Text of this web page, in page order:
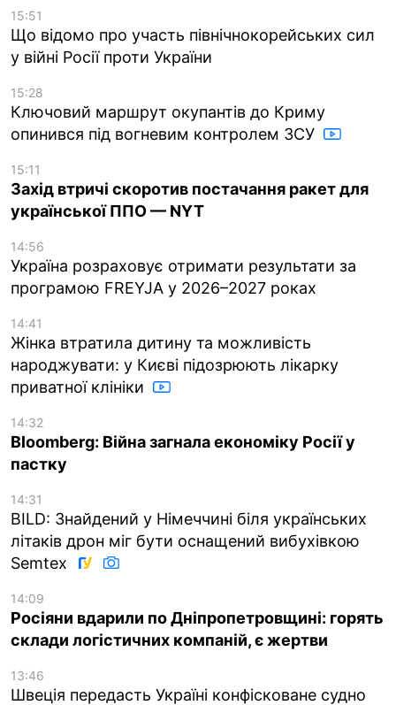
15:51
Що відомо про участь північнокорейських сил
у війні Росії проти України
15:28
Ключовий маршрут окупантів до Криму
опинився під вогневим контролем ЗСУ
15:11
Захід втричі скоротив постачання ракет для
української ППО — NYT
14:56
Україна розраховує отримати результати за
програмою FREYJA у 2026–2027 роках
14:41
Жінка втратила дитину та можливість
народжувати: у Києві підозрюють лікарку
приватної клініки
14:32
Bloomberg: Війна загнала економіку Росії у
пастку
14:31
BILD: Знайдений у Німеччині біля українських
літаків дрон міг бути оснащений вибухівкою
Semtex
14:09
Росіяни вдарили по Дніпропетровщині: горять
склади логістичних компаній, є жертви
13:46
Швеція передасть Україні конфісковане судно